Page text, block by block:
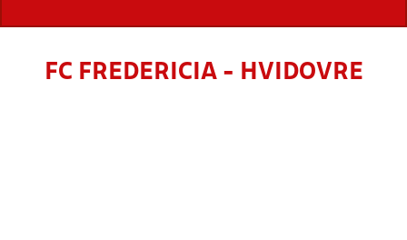
FC FREDERICIA - HVIDOVRE